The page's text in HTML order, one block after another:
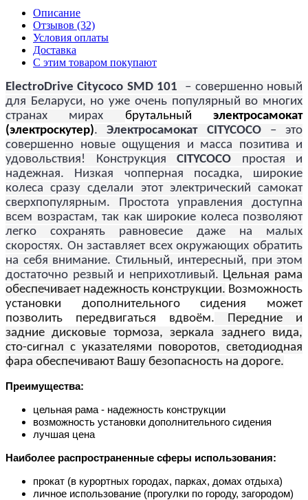
Описание
Отзывов (32)
Условия оплаты
Доставка
С этим товаром покупают
ElectroDriveCitycoco SMD101
– совершенно новый
для Беларуси, но уже очень популярный во многих
странах мирах брутальныйэлектросамокат
(электроскутер).Электросамокат CITYCOCO– это
совершенно новые ощущения и масса позитива и
удовольствия! Конструкция CITYCOCO простая и
надежная. Низкая чопперная посадка, широкие
колеса сразу сделали этот электрический самокат
сверхпопулярным. Простота управления доступна
всем возрастам, так как широкие колеса позволяют
легко сохранять равновесие даже на малых
скоростях. Он заставляет всех окружающих обратить
на себя внимание. Стильный, интересный, при этом
достаточно резвый и неприхотливый. Цельная рама
обеспечивает надежность конструкции. Возможность
установки дополнительного сидения может
позволить передвигаться вдвоём. Передние и
задние дисковые тормоза, зеркала заднего вида,
сто-сигнал с указателями поворотов, светодиодная
фара обеспечивают Вашу безопасность на дороге.
Преимущества:
цельная рама - надежность конструкции
возможность установки дополнительного сидения
лучшая цена
Наиболее распространенные сферы использования:
прокат (в курортных городах, парках, домах отдыха)
личное использование (прогулки по городу, загородом)